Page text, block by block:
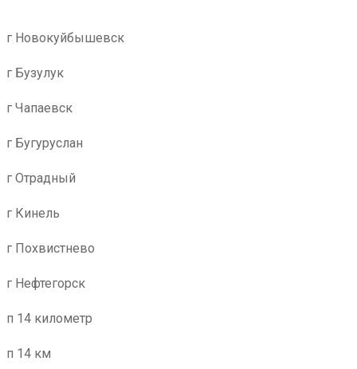
г Новокуйбышевск
г Бузулук
г Чапаевск
г Бугуруслан
г Отрадный
г Кинель
г Похвистнево
г Нефтегорск
п 14 километр
п 14 км